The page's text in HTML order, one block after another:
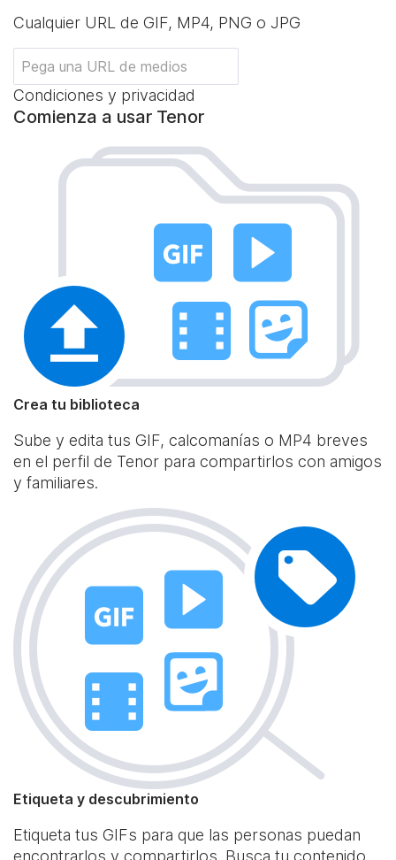
Cualquier URL de GIF, MP4, PNG o JPG
Condiciones y privacidad
Comienza a usar Tenor
Crea tu biblioteca
Sube y edita tus GIF, calcomanías o MP4 breves
en el perfil de Tenor para compartirlos con amigos
y familiares.
Etiqueta y descubrimiento
Etiqueta tus GIFs para que las personas puedan
encontrarlos y compartirlos. Busca tu contenido